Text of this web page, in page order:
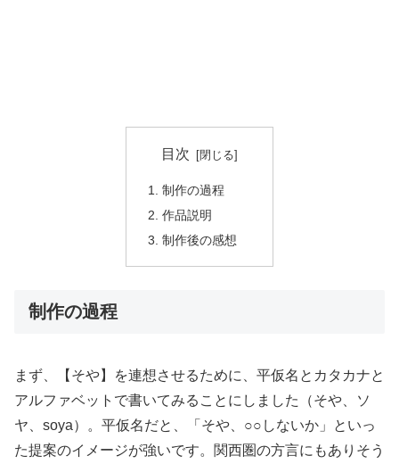
目次
制作の過程
作品説明
制作後の感想
制作の過程
まず、【そや】を連想させるために、平仮名とカタカナと
アルファベットで書いてみることにしました（そや、ソ
ヤ、soya）。平仮名だと、「そや、○○しないか」といっ
た提案のイメージが強いです。関西圏の方言にもありそう